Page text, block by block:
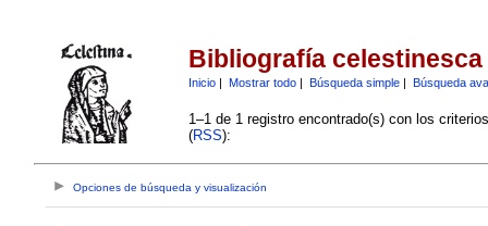
Bibliografía celestinesca
Inicio| Mostrar todo| Búsqueda simple| Búsqueda
1–1 de 1 registro encontrado(s) con los
(RSS):
Opciones de búsqueda y visualización